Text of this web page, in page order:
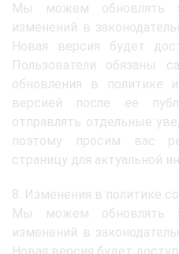
Мы можем обновлять
изменений в
Новая версия будет
Пользователи обязаны
обновления в политике
версией после ее
отправлять отдельные
поэтому просим вас
страницу для актуальной
8. Изменения в политике
Мы можем обновлять
изменений в